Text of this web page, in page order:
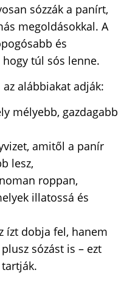
sózzák a panírt,
megoldásokkal. A
és
túl sós lenne.
alábbiakat adják:
mélyebb, gazdagabb
amitől a panír
lesz,
roppan,
illatossá és
ízt dobja fel, hanem
sózást is – ezt